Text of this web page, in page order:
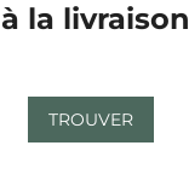
la livraison
TROUVER